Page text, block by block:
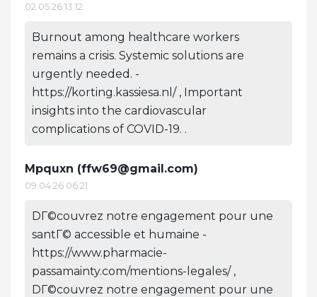
02.05.26 13:12
Burnout among healthcare workers
remains a crisis. Systemic solutions are
urgently needed. -
https://korting.kassiesa.nl/ , Important
insights into the cardiovascular
complications of COVID-19. .
Mpquxn (ffw69@gmail.com)
09.04.26 06:21
DГ©couvrez notre engagement pour une
santГ© accessible et humaine -
https://www.pharmacie-
passamainty.com/mentions-legales/ ,
DГ©couvrez notre engagement pour une